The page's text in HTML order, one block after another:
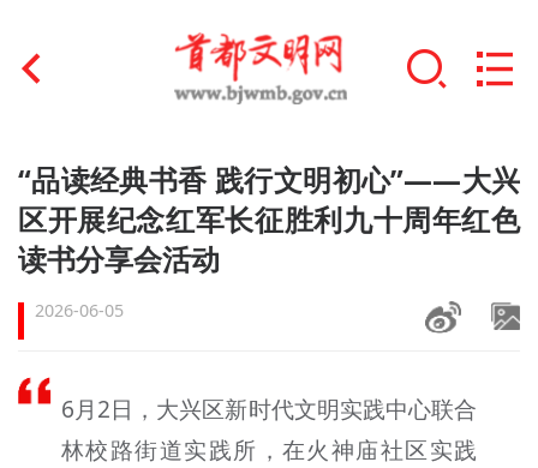
首页
文明创建
+
文明实践
文明培育
+
未成年人思想道德建设
榜样人物
“品读经典书香 践行文明初心”——大兴
区开展纪念红军长征胜利九十周年红色
读书分享会活动
2026-06-05
6月2日，大兴区新时代文明实践中心联合
林校路街道实践所，在火神庙社区实践